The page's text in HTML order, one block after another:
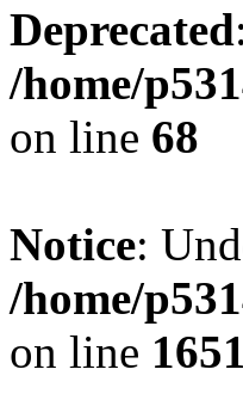
Deprecated
/home/
on line 68
Notice:
/home/
on line 1651